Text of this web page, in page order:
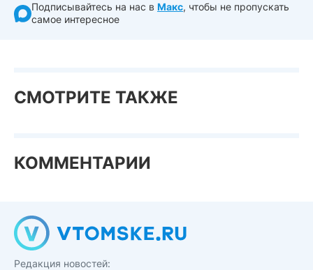
Подписывайтесь на нас в Макс, чтобы не пропускать
самое интересное
СМОТРИТЕ ТАКЖЕ
КОММЕНТАРИИ
Редакция новостей: